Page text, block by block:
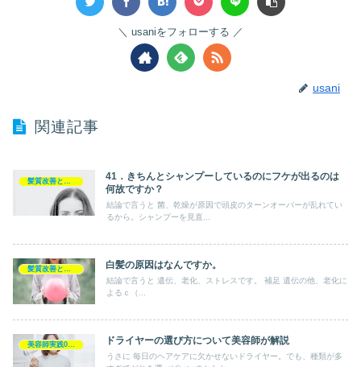
usaniをフォローする
usani
関連記事
41．きちんとシャンプーしているのにフケが出るのは
何故ですか？
結論で言うと 菌、乾燥が原因で頭皮のターンオーバーが乱れてい
るから。シャンプーを見直...
髪質改善とヘアの疑問 白髪の原因はなんですか。
結論で言うと 遺伝、老化、ストレスです。 補足 遺伝の他、老化に
よるｃ（...
美容師実践0円ヘアケア ドライヤーの選び方について美容師が解説
うさに 毎日のヘアケアに欠かせないドライヤー。でも、種類が多